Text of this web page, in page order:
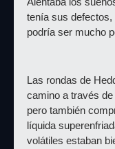
tenía sus
podría ser mucho
Las rondas de
camino a través
pero también
líquida
volátiles estaban